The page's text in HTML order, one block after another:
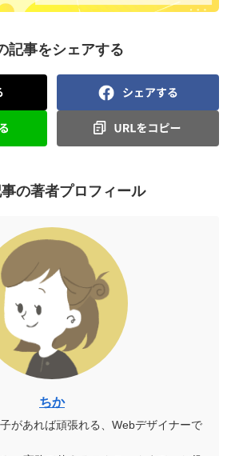
記事をシェアする
の著者プロフィール
ちか
があれば頑張れる、Webデザイナーで